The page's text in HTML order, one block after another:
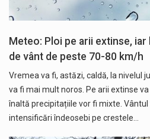
Meteo: Ploi pe arii extinse,
de vânt de peste 70-80 km/h
Vremea va fi, astăzi, caldă, la nivelul
va fi mai mult noros. Pe arii extinse
înaltă precipitațiile vor fi mixte.
intensificări îndeosebi pe crestele…